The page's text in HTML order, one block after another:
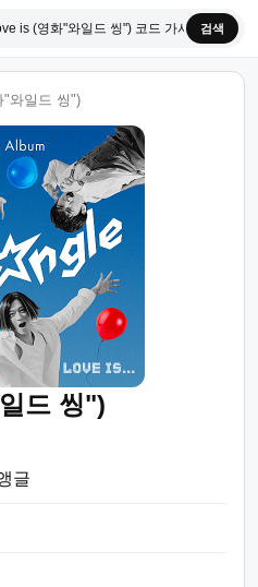
검색
"와일드 씽")
드 씽")
글